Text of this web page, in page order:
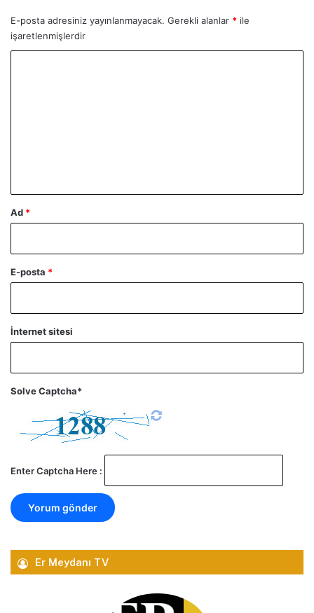
E-posta adresiniz yayınlanmayacak. Gerekli alanlar * ile
işaretlenmişlerdir
Ad *
E-posta *
İnternet sitesi
Solve Captcha*
Enter Captcha Here :
Er Meydanı TV